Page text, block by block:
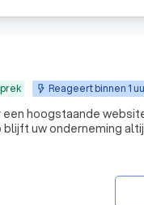
Reageert binnen 1
een hoogstaande
blijft uw onderneming